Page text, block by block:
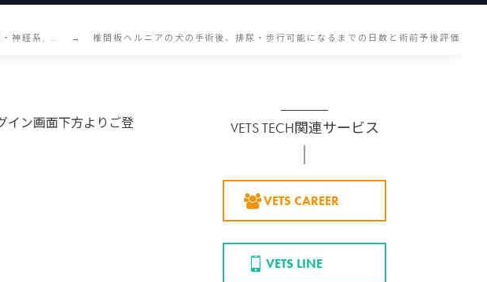
・神経系, … 椎間板ヘルニアの犬の手術後、排尿・歩行可能になるまでの日数と術前予後評価
イン画面下方よりご登
VETS TECH関連サービス
VETS CAREER
VETS LINE